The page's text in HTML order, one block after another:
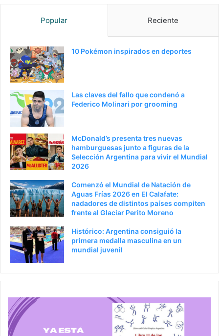
g
e
o
r
g
p
i
n
Popular Reciente
10 Pokémon inspirados en deportes
Las claves del fallo que condenó a
Federico Molinari por grooming
McDonald’s presenta tres nuevas
hamburguesas junto a figuras de la
Selección Argentina para vivir el Mundial
2026
Comenzó el Mundial de Natación de
Aguas Frías 2026 en El Calafate:
nadadores de distintos países compiten
frente al Glaciar Perito Moreno
Histórico: Argentina consiguió la
primera medalla masculina en un
mundial juvenil